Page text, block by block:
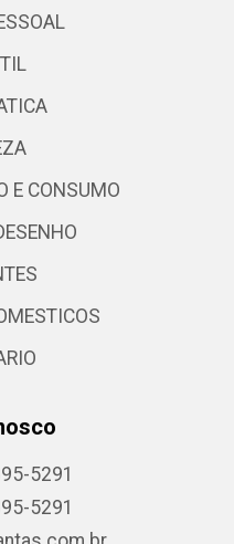
E CONSUMO
5291
5291